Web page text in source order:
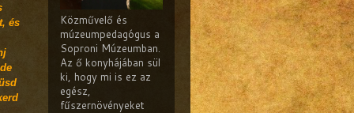
és
Közművelő és
múzeumpedagógus a
Soproni Múzeumban.
Az ő konyhájában sül
ki, hogy mi is ez az
egész,
fűszernövényeket